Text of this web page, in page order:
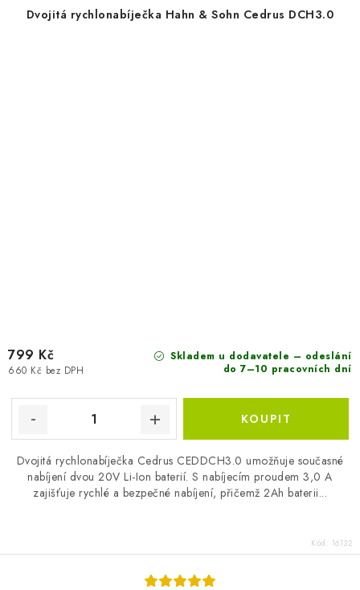
Dvojitá rychlonabíječka Hahn & Sohn Cedrus DCH3.0
Skladem u dodavatele – odeslání
do 7–10 pracovních dní
660 Kč bez DPH
799 Kč
Dvojitá rychlonabíječka Cedrus CEDDCH3.0 umožňuje současné
nabíjení dvou 20V Li-Ion baterií. S nabíjecím proudem 3,0 A
zajišťuje rychlé a bezpečné nabíjení, přičemž 2Ah baterii...
Kód: 16132